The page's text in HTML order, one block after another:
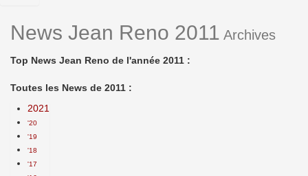
News Jean Reno 2011 Archives
Top News Jean Reno de l'année 2011 :
Toutes les News de 2011 :
2021
'20
'19
'18
'17